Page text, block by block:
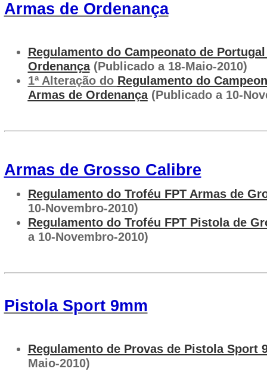
Armas de Ordenança
Regulamento do Campeonato de
Ordenança(Publicado a 18-Maio-2010)
1ª Alteração do Regulamento do
Armas de Ordenança(Publicado a 10-
Armas de Grosso Calibre
Regulamento do Troféu FPT Armas de
10-Novembro-2010)
Regulamento do Troféu FPT Pistola de
a 10-Novembro-2010)
Pistola Sport 9mm
Regulamento de Provas de Pistola Sport
Maio-2010)